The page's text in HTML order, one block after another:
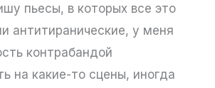
пьесы, в которых все это
антитиранические, у меня
контрабандой
на какие-то сцены, иногда